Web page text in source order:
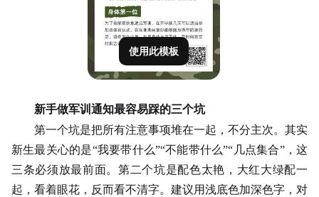
使用此模板
新手做军训通知最容易踩的三个坑
第一个坑是把所有注意事项堆在一起，不分主次。其实
新生最关心的是“我要带什么”“不能带什么”“几点集合”，这
三条必须放最前面。第二个坑是配色太艳， 大红大绿配一
起，看着眼花，反而看不清字。建议用浅底色加深色字，对